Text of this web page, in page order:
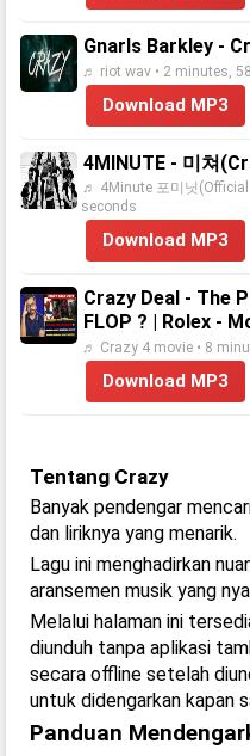
Gnarls Barkley -
♬ riot wav • 2 minutes,
Download MP3
4MINUTE - 미쳐
♬ 4Minute 포미닛(Official
seconds
Download MP3
Crazy Deal - The
FLOP ? | Rolex -
♬ Crazy 4 movie • 8
Download MP3
Tentang Crazy
Banyak pendengar
dan liriknya yang menarik.
Lagu ini menghadirkan
aransemen musik yang
Melalui halaman ini
diunduh tanpa aplikasi
secara offline setelah
untuk didengarkan kapan
Panduan